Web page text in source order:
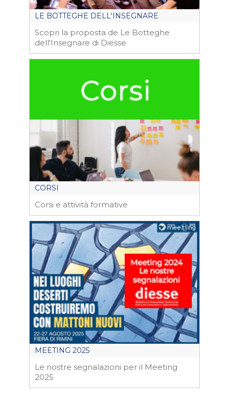
LE BOTTEGHE DELL'INSEGNARE
Scopri la proposta de Le Botteghe
dell'Insegnare di Diesse
CORSI
Corsi e attività formative
MEETING 2025
Le nostre segnalazioni per il Meeting
2025